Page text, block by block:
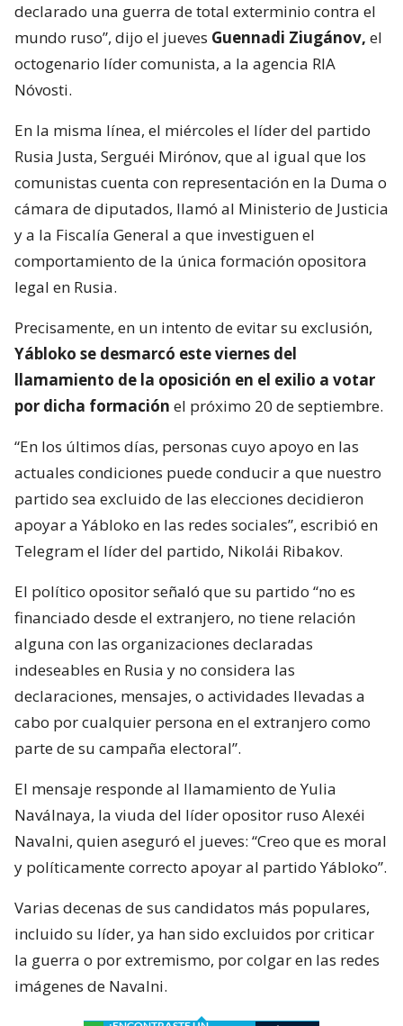
declarado una guerra de total exterminio contra el
mundo ruso”, dijo el jueves Guennadi Ziugánov, el
octogenario líder comunista, a la agencia RIA
Nóvosti.
En la misma línea, el miércoles el líder del partido
Rusia Justa, Serguéi Mirónov, que al igual que los
comunistas cuenta con representación en la Duma o
cámara de diputados, llamó al Ministerio de Justicia
y a la Fiscalía General a que investiguen el
comportamiento de la única formación opositora
legal en Rusia.
Precisamente, en un intento de evitar su exclusión,
Yábloko se desmarcó este viernes del
llamamiento de la oposición en el exilio a votar
por dicha formación el próximo 20 de septiembre.
“En los últimos días, personas cuyo apoyo en las
actuales condiciones puede conducir a que nuestro
partido sea excluido de las elecciones decidieron
apoyar a Yábloko en las redes sociales”, escribió en
Telegram el líder del partido, Nikolái Ribakov.
El político opositor señaló que su partido “no es
financiado desde el extranjero, no tiene relación
alguna con las organizaciones declaradas
indeseables en Rusia y no considera las
declaraciones, mensajes, o actividades llevadas a
cabo por cualquier persona en el extranjero como
parte de su campaña electoral”.
El mensaje responde al llamamiento de Yulia
Naválnaya, la viuda del líder opositor ruso Alexéi
Navalni, quien aseguró el jueves: “Creo que es moral
y políticamente correcto apoyar al partido Yábloko”.
Varias decenas de sus candidatos más populares,
incluido su líder, ya han sido excluidos por criticar
la guerra o por extremismo, por colgar en las redes
imágenes de Navalni.